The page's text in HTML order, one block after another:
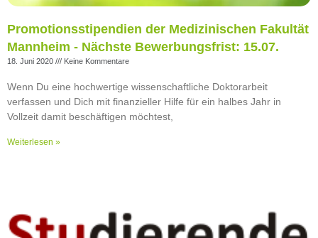
Promotionsstipendien der Medizinischen Fakultät
Mannheim - Nächste Bewerbungsfrist: 15.07.
18. Juni 2020 Keine Kommentare
Wenn Du eine hochwertige wissenschaftliche Doktorarbeit
verfassen und Dich mit finanzieller Hilfe für ein halbes Jahr in
Vollzeit damit beschäftigen möchtest,
Weiterlesen »